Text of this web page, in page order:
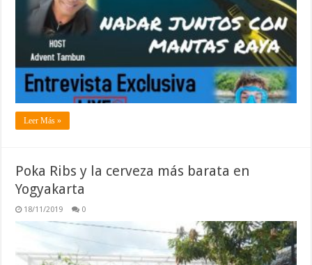
Leer Más »
Poka Ribs y la cerveza más barata en
Yogyakarta
18/11/2019 0